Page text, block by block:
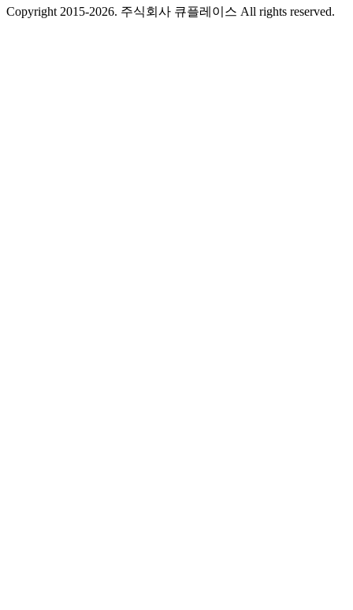
Copyright 2015-2026. 주식회사 큐플레이스 All rights reserved.